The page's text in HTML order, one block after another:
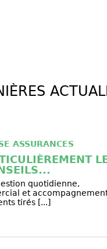
ASSURANCES
quotidienne,
et
tirés [...]